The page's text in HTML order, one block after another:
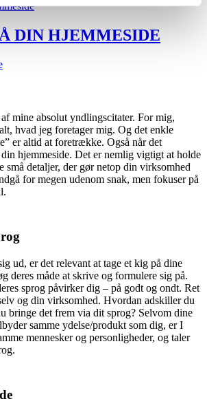
DIN HJEMMESIDE
mine absolut yndlingscitater. For mig,
hvad jeg foretager mig. Og det enkle
er altid at foretrække. Også når det
hjemmeside. Det er nemlig vigtigt at holde
små detaljer, der gør netop din virksomhed
for megen udenom snak, men fokuser på
ud, er det relevant at tage et kig på dine
deres måde at skrive og formulere sig på.
sprog påvirker dig – på godt og ondt. Ret
og din virksomhed. Hvordan adskiller du
bringe det frem via dit sprog? Selvom dine
samme ydelse/produkt som dig, er I
mennesker og personligheder, og taler